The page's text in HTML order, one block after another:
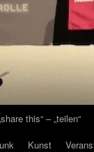
this“ – „teilen“
Kunst